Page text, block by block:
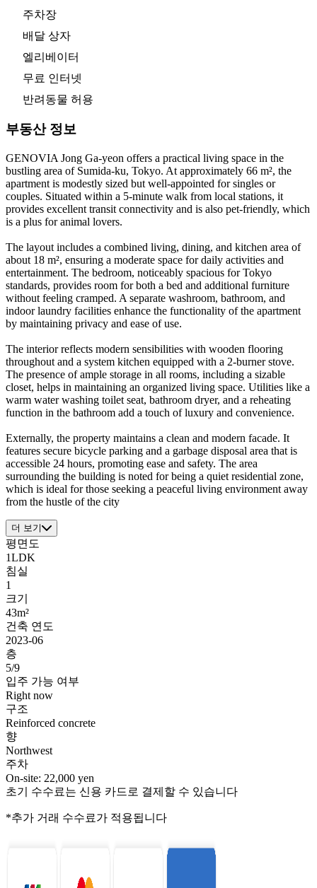
주차장
배달 상자
엘리베이터
무료 인터넷
반려동물 허용
부동산 정보
GENOVIA Jong Ga-yeon offers a practical living space in the
bustling area of Sumida-ku, Tokyo. At approximately 66 m², the
apartment is modestly sized but well-appointed for singles or
couples. Situated within a 5-minute walk from local stations, it
provides excellent transit connectivity and is also pet-friendly, which
is a plus for animal lovers.
The layout includes a combined living, dining, and kitchen area of
about 18 m², ensuring a moderate space for daily activities and
entertainment. The bedroom, noticeably spacious for Tokyo
standards, provides room for both a bed and additional furniture
without feeling cramped. A separate washroom, bathroom, and
indoor laundry facilities enhance the functionality of the apartment
by maintaining privacy and ease of use.
The interior reflects modern sensibilities with wooden flooring
throughout and a system kitchen equipped with a 2-burner stove.
The presence of ample storage in all rooms, including a sizable
closet, helps in maintaining an organized living space. Utilities like a
warm water washing toilet seat, bathroom dryer, and a reheating
function in the bathroom add a touch of luxury and convenience.
Externally, the property maintains a clean and modern facade. It
features secure bicycle parking and a garbage disposal area that is
accessible 24 hours, promoting ease and safety. The area
surrounding the building is noted for being a quiet residential zone,
which is ideal for those seeking a peaceful living environment away
from the hustle of the city
더 보기
평면도
1LDK
침실
1
크기
43m²
건축 연도
2023-06
층
5/9
입주 가능 여부
Right now
구조
Reinforced concrete
향
Northwest
주차
On-site: 22,000 yen
초기 수수료는 신용 카드로 결제할 수 있습니다
*추가 거래 수수료가 적용됩니다